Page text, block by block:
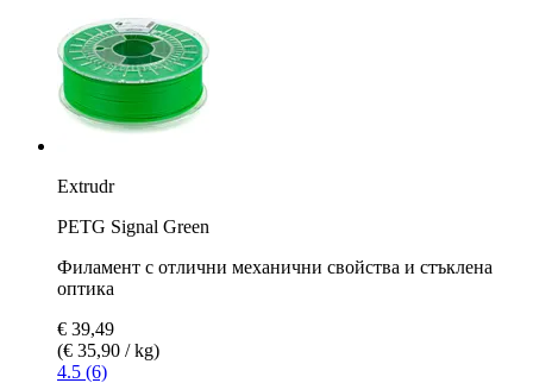
Extrudr
PETG Signal Green
Филамент с отлични механични свойства и стъклена
оптика
€ 39,49
(€ 35,90 / kg)
4.5 (6)